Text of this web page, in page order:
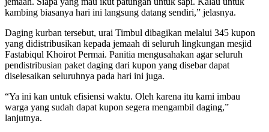
kambing biasanya hari ini langsung datang sendiri,” jelasnya.
Daging kurban tersebut, urai Timbul dibagikan melalui 345 kupon
yang didistribusikan kepada jemaah di seluruh lingkungan mesjid
Fastabiqul Khoirot Permai. Panitia mengusahakan agar seluruh
pendistribusian paket daging dari kupon yang disebar dapat
diselesaikan seluruhnya pada hari ini juga.
“Ya ini kan untuk efisiensi waktu. Oleh karena itu kami imbau
warga yang sudah dapat kupon segera mengambil daging,”
lanjutnya.